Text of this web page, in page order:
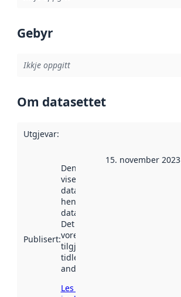
Gebyr
Ikkje oppgitt
Om datasettet
Utgjevar:
Publisert:
Denne datoen
viser når
datasettet vart
henta inn av
data.norge.no.
Det kan ha
vore
tilgjengeleg
tidlegare
andre stader.
Les meir om
15. november 2023